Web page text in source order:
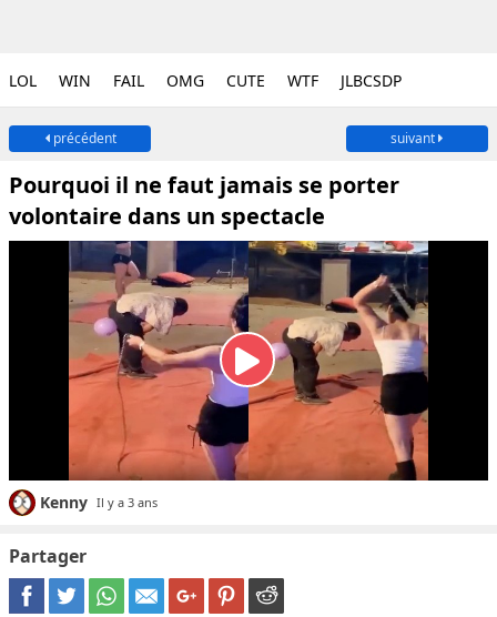
LOL WIN FAIL OMG CUTE WTF JLBCSDP
précédent suivant
Pourquoi il ne faut jamais se porter
volontaire dans un spectacle
Kenny Il y a 3 ans
Partager